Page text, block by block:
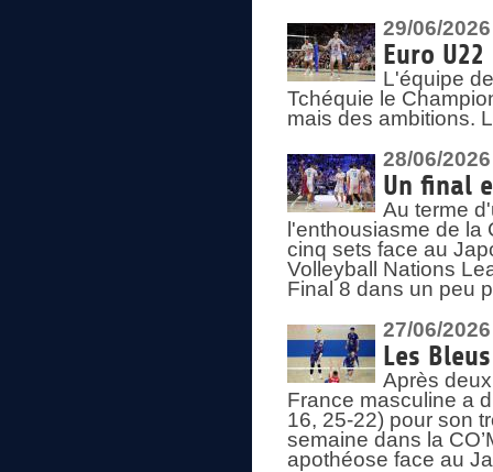
29/06/2026
Euro
L'équipe
Tchéquie le
mais des ambitions.
28/06/2026
Un final
Au terme
l'enthousiasme de
cinq sets face au
Volleyball Nations
Final 8 dans un peu
27/06/2026
Les
Après
France masculine a
16, 25-22) pour son
semaine dans la
apothéose face au